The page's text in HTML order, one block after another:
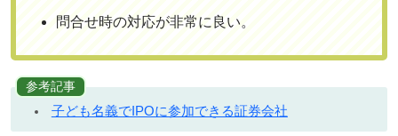
問合せ時の対応が非常に良い。
参考記事
子ども名義でIPOに参加できる証券会社